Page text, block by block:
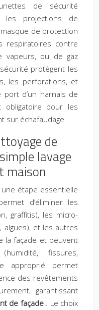
de sécurité
les projections de
de protection
respiratoires contre
vapeurs, ou de gaz
protègent les
les perforations, et
port d’un harnais de
obligatoire pour les
sur échafaudage.
de
lavage
maison
étape essentielle
d’éliminer les
graffitis), les micro-
algues), et les autres
la façade et peuvent
fissures,
approprié permet
des revêtements
garantissant
de façade . Le choix